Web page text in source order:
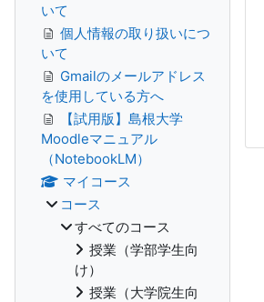
いて
個人情報の取り扱いにつ
いて
Gmailのメールアドレス
を使用している方へ
【試用版】島根大学
Moodleマニュアル
（NotebookLM）
マイコース
コース
すべてのコース
授業（学部学生向
け）
授業（大学院生向